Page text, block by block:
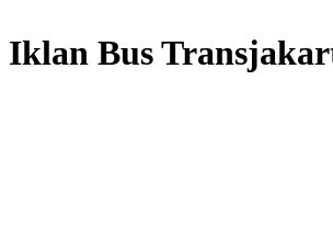
Iklan Bus